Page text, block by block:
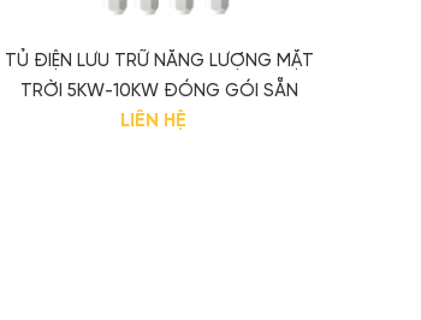
TỦ ĐIỆN LƯU TRỮ NĂNG LƯỢNG MẶT
TRỜI 5KW-10KW ĐÓNG GÓI SẴN
LIÊN HỆ